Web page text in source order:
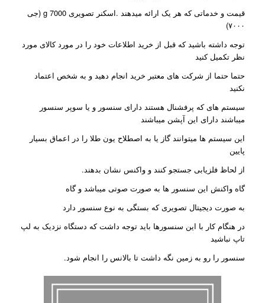
قیمت و خدماتی که هر یک ارائه میدهند .اسکنر تصویری g 7000 (جی
۷۰۰۰)
توجه داشته باشید که قبل از خرید اطلاعات خود را در مورد کالای مورد
نظر تکمیل کنید
حتما حتما از شرکت های معتبر خرید انجام دهید و به شخص اعتماد
نکنید
سیستم های که پرفشنال هستند دارای سنسور و یا سوپر سنسور
میباشند دارای این آپشن میباشند
این سیستم ها میتوانند گاز یا به اصطلاح یون طلا را در اعماق بسیار
پایین
از لحاظ فلزیابی جستجو کنند و واکنس نشان بدهند.
گاه واکنش این سنسور ها به صورت صوتی میباشد و گاه
به صورت دیجیتال تصویری که بستگی به نوع سنسور دارد
در هنگام کار با این سنسورها باید توجه داشت که دستگاه نزدیک به لپ
تاپ نباشید
سنسور را رو به زمین نگه داشت تا بالانس را انجام شود.